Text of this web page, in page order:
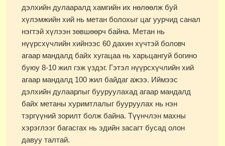
дэлхийн дулааралд хамгийн их нөлөөлж буй
хүлэмжийн хий нь метан болохыг цаг уурчид санал
нэгтэй хүлээн зөвшөөрч байна. Метан нь
нүүрсхүчлийн хийнээс 60 дахин хүчтэй боловч
агаар мандалд байх хугацаа нь харьцангуй богино
буюу 8-10 жил гэж үздэг. Гэтэл нүүрсхүчлийн хий
агаар мандалд 100 жил байдаг ажээ. Иймээс
дэлхийн дулаарлыг бууруулахад агаар мандалд
байх метаны хуримтлалыг бууруулах нь нэн
тэргүүний зорилт болж байна. Түүнчлэн махны
хэрэглээг багасгах нь эдийн засагт бусад олон
давуу талтай.